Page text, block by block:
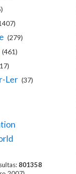
(279)
(461)
Ler (37)
801358